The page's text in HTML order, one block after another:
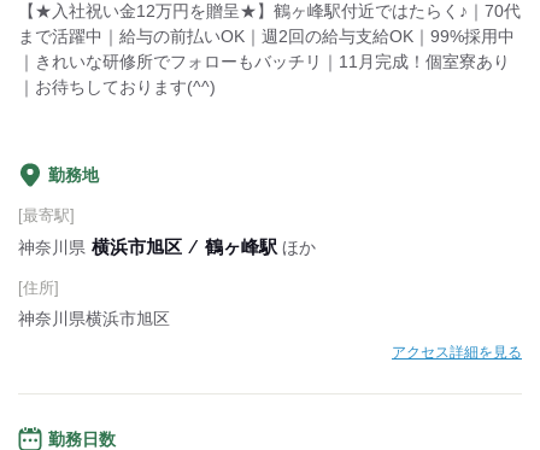
【★入社祝い金12万円を贈呈★】鶴ヶ峰駅付近ではたらく♪｜70代
まで活躍中｜給与の前払いOK｜週2回の給与支給OK｜99%採用中
｜きれいな研修所でフォローもバッチリ｜11月完成！個室寮あり
｜お待ちしております(^^)
勤務地
[最寄駅]
神奈川県 横浜市旭区 ⁄ 鶴ヶ峰駅 ほか
[住所]
神奈川県横浜市旭区
アクセス詳細を見る
勤務日数